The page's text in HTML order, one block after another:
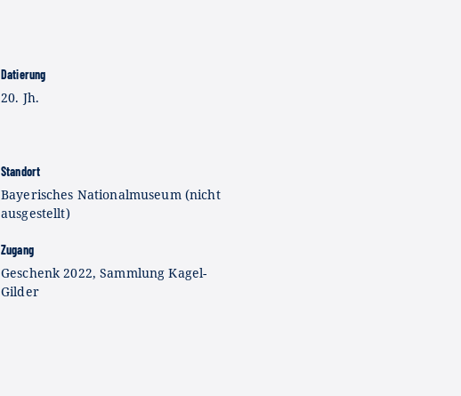
Datierung
20. Jh.
Standort
Bayerisches Nationalmuseum (nicht
ausgestellt)
Zugang
Geschenk 2022, Sammlung Kagel-
Gilder